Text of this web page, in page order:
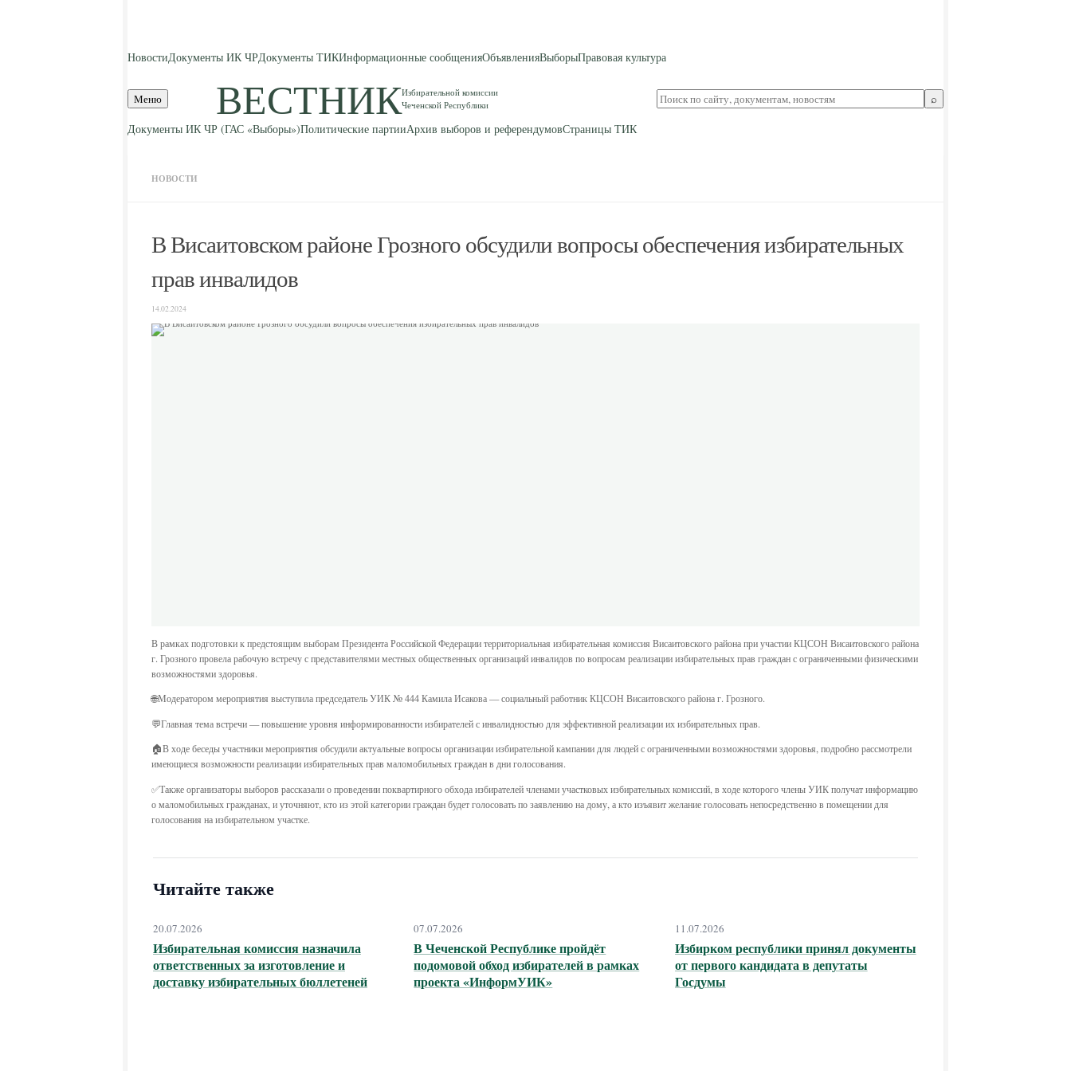
НовостиДокументы ИК ЧРДокументы ТИКИнформационные сообщенияОбъявленияВыборыПравовая культура
Меню ВЕСТНИКИзбирательной комиссии
Чеченской Республики
Поиск
по
⌕
Документы ИК ЧР (ГАС «Выборы»)Политические партииАрхив выборов и референдумовСтраницы ТИК
НОВОСТИ
В Висаитовском районе Грозного обсудили вопросы обеспечения избирательных
прав инвалидов
14.02.2024
В рамках подготовки к предстоящим выборам Президента Российской Федерации территориальная избирательная комиссия Висаитовского района при участии КЦСОН Висаитовского района
г. Грозного провела рабочую встречу с представителями местных общественных организаций инвалидов по вопросам реализации избирательных прав граждан с ограниченными физическими
возможностями здоровья.
🌐Модератором мероприятия выступила председатель УИК № 444 Камила Исакова — социальный работник КЦСОН Висаитовского района г. Грозного.
💬Главная тема встречи — повышение уровня информированности избирателей с инвалидностью для эффективной реализации их избирательных прав.
🏠‍В ходе беседы участники мероприятия обсудили актуальные вопросы организации избирательной кампании для людей с ограниченными возможностями здоровья, подробно рассмотрели
имеющиеся возможности реализации избирательных прав маломобильных граждан в дни голосования.
✅Также организаторы выборов рассказали о проведении поквартирного обхода избирателей членами участковых избирательных комиссий, в ходе которого члены УИК получат информацию
о маломобильных гражданах, и уточняют, кто из этой категории граждан будет голосовать по заявлению на дому, а кто изъявит желание голосовать непосредственно в помещении для
голосования на избирательном участке.
Читайте также
20.07.2026
Избирательная комиссия назначила
ответственных за изготовление и
доставку избирательных бюллетеней
07.07.2026
В Чеченской Республике пройдёт
подомовой обход избирателей в рамках
проекта «ИнформУИК»
11.07.2026
Избирком республики принял документы
от первого кандидата в депутаты
Госдумы